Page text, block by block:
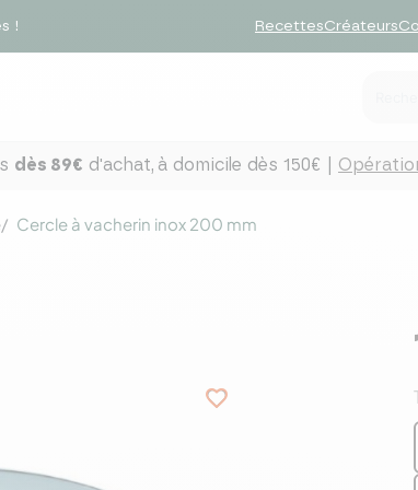
! RecettesCréateurs
dès 89€ d'achat, à domicile dès 150€ |
Cercle à vacherin inox 200 mm
favorite_border